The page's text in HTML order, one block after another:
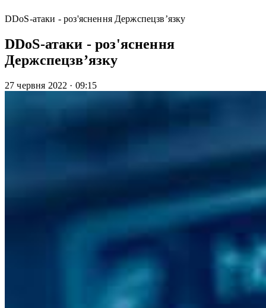
DDoS-атаки - роз'яснення Держспецзв’язку
DDoS-атаки - роз'яснення
Держспецзв’язку
27 червня 2022 · 09:15